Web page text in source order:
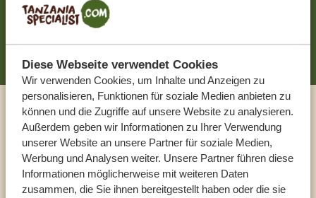
Diese Webseite verwendet Cookies
Wir verwenden Cookies, um Inhalte und Anzeigen zu
personalisieren, Funktionen für soziale Medien anbieten zu
können und die Zugriffe auf unsere Website zu analysieren.
Außerdem geben wir Informationen zu Ihrer Verwendung
unserer Website an unsere Partner für soziale Medien,
Werbung und Analysen weiter. Unsere Partner führen diese
Informationen möglicherweise mit weiteren Daten
zusammen, die Sie ihnen bereitgestellt haben oder die sie
Sprechen Sie mit einem
Reiseberater
UNSERE EXPERTEN HELFEN IHNEN GERN